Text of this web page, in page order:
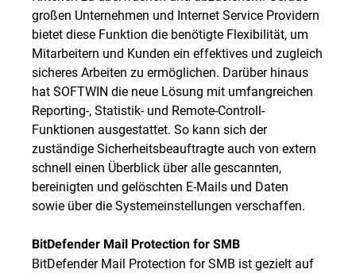
großen Unternehmen und Internet Service Providern
bietet diese Funktion die benötigte Flexibilität, um
Mitarbeitern und Kunden ein effektives und zugleich
sicheres Arbeiten zu ermöglichen. Darüber hinaus
hat SOFTWIN die neue Lösung mit umfangreichen
Reporting-, Statistik- und Remote-Controll-
Funktionen ausgestattet. So kann sich der
zuständige Sicherheitsbeauftragte auch von extern
schnell einen Überblick über alle gescannten,
bereinigten und gelöschten E-Mails und Daten
sowie über die Systemeinstellungen verschaffen.
BitDefender Mail Protection for SMB
BitDefender Mail Protection for SMB ist gezielt auf